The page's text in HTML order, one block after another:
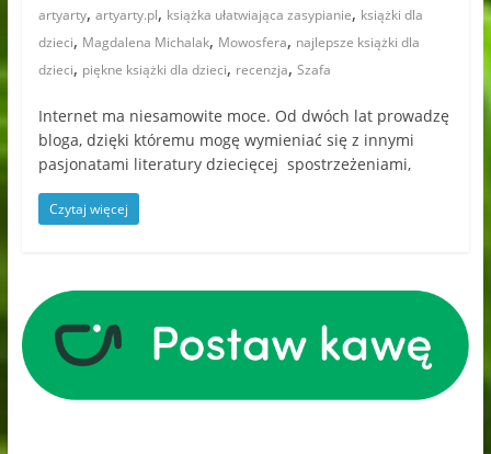
artyarty, artyarty.pl, książka ułatwiająca zasypianie, książki dla
dzieci, Magdalena Michalak, Mowosfera, najlepsze książki dla
dzieci, piękne książki dla dzieci, recenzja, Szafa
Internet ma niesamowite moce. Od dwóch lat prowadzę
bloga, dzięki któremu mogę wymieniać się z innymi
pasjonatami literatury dziecięcej spostrzeżeniami,
Czytaj więcej